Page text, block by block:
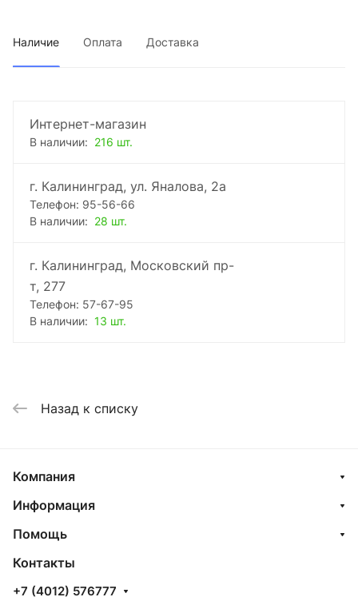
Наличие Оплата Доставка
Интернет-магазин
В наличии: 216 шт.
г. Калининград, ул. Яналова, 2а
Телефон: 95-56-66
В наличии: 28 шт.
г. Калининград, Московский пр-
т, 277
Телефон: 57-67-95
В наличии: 13 шт.
Назад к списку
Компания
Информация
Помощь
Контакты
+7 (4012) 576777